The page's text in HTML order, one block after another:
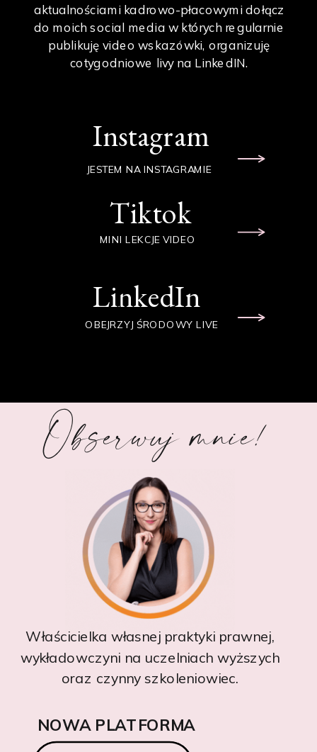
Instagram
aktualnościami kadrowo-płacowymi dołącz
do moich social media w których regularnie
publikuję video wskazówki, organizuję
cotygodniowe livy na LinkedIN.
Tiktok
LinkedIn
JESTEM NA INSTAGRAMIE
MINI LEKCJE VIDEO
OBEJRZYJ ŚRODOWY LIVE
Obserwuj mnie!
Właścicielka własnej praktyki prawnej,
wykładowczyni na uczelniach wyższych
oraz czynny szkoleniowiec.
NOWA PLATFORMA